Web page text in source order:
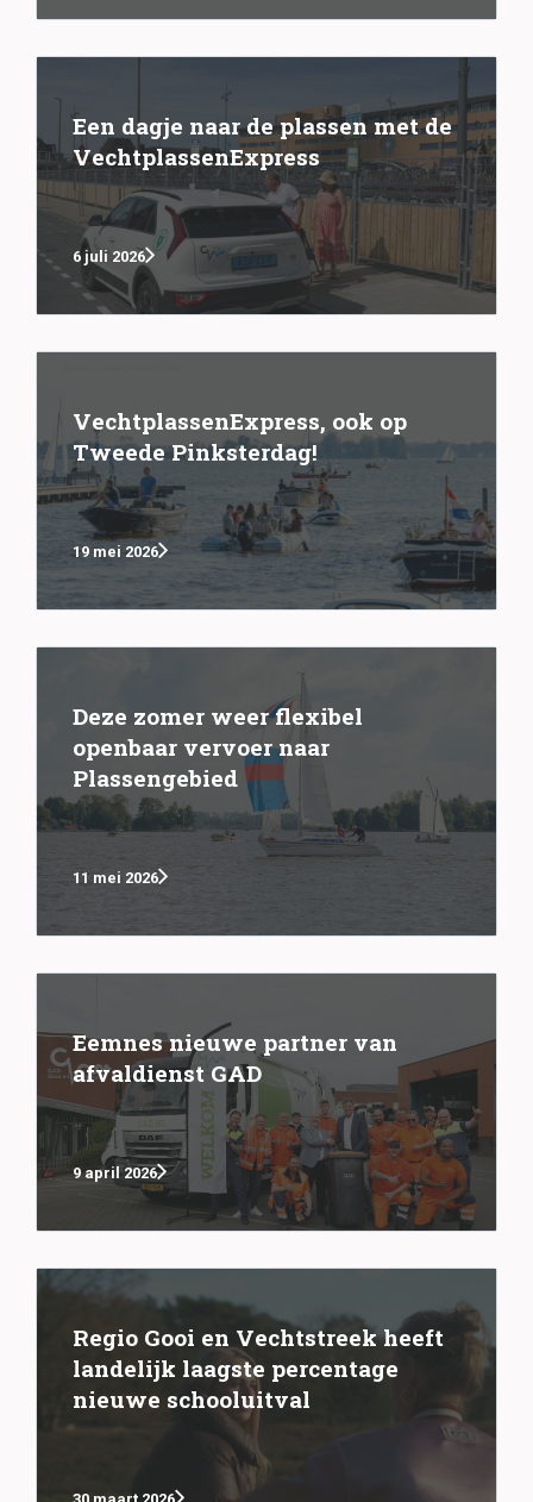
Een dagje naar de plassen met de
VechtplassenExpress
6 juli 2026
VechtplassenExpress, ook op
Tweede Pinksterdag!
19 mei 2026
Deze zomer weer flexibel
openbaar vervoer naar
Plassengebied
11 mei 2026
Eemnes nieuwe partner van
afvaldienst GAD
9 april 2026
Regio Gooi en Vechtstreek heeft
landelijk laagste percentage
nieuwe schooluitval